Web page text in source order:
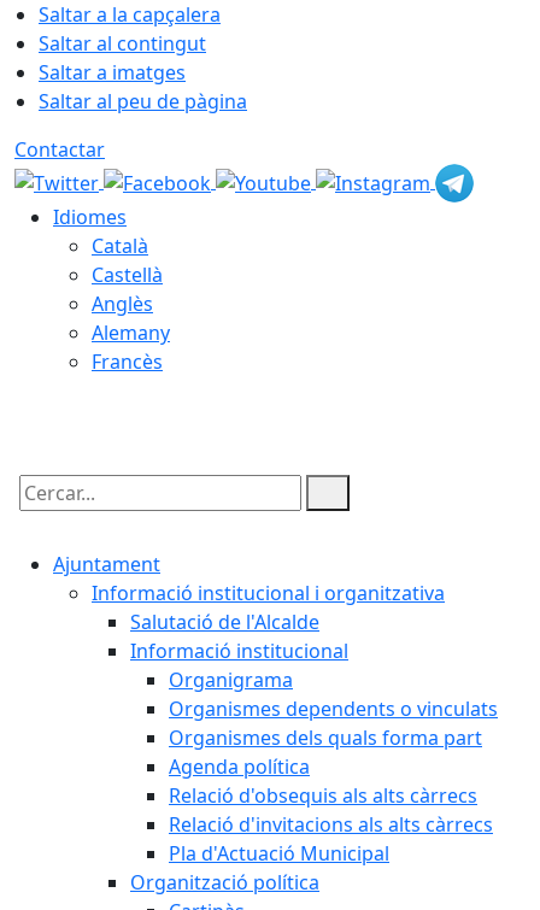
Saltar a la capçalera
Saltar al contingut
Saltar a imatges
Saltar al peu de pàgina
Contactar
Idiomes
Català
Castellà
Anglès
Alemany
Francès
Cercar:
Ajuntament
Informació institucional i organitzativa
Salutació de l'Alcalde
Informació institucional
Organigrama
Organismes dependents o vinculats
Organismes dels quals forma part
Agenda política
Relació d'obsequis als alts càrrecs
Relació d'invitacions als alts càrrecs
Pla d'Actuació Municipal
Organització política